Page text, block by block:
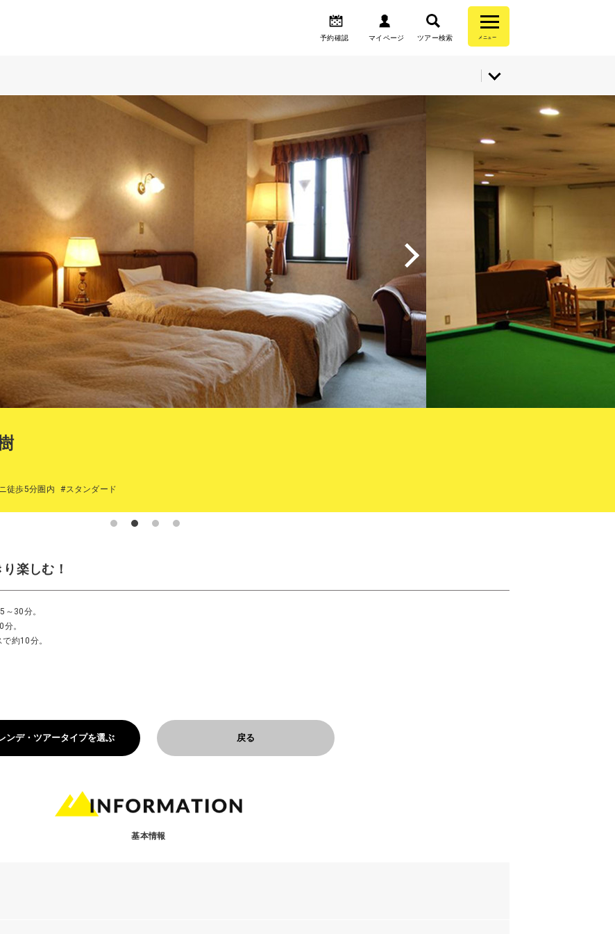
予約確認 マイページ ツアー検索 メニュー
徒歩5分圏内 #スタンダード
楽しむ！
30分。
。
約10分。
ンデ・ツアータイプを選ぶ 戻る
基本情報